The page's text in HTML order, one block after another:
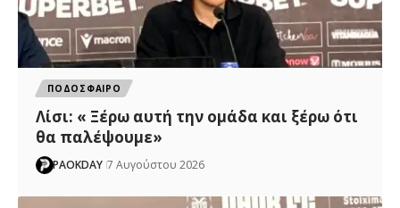
ΠΟΔΟΣΦΑΙΡΟ
Λίσι: « Ξέρω αυτή την ομάδα και ξέρω ότι
θα παλέψουμε»
PAOKDAY 7 Αυγούστου 2026